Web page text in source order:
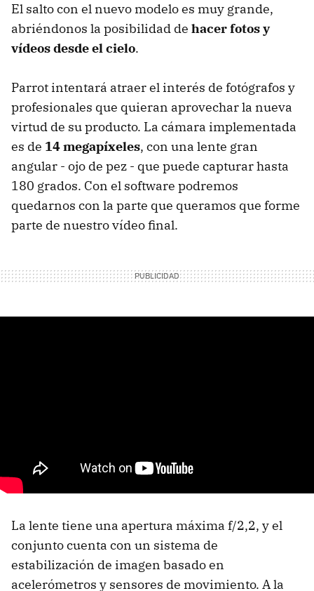
El salto con el nuevo modelo es muy grande,
abriéndonos la posibilidad de hacer fotos y
vídeos desde el cielo.
Parrot intentará atraer el interés de fotógrafos y
profesionales que quieran aprovechar la nueva
virtud de su producto. La cámara implementada
es de 14 megapíxeles, con una lente gran
angular - ojo de pez - que puede capturar hasta
180 grados. Con el software podremos
quedarnos con la parte que queramos que forme
parte de nuestro vídeo final.
La lente tiene una apertura máxima f/2,2, y el
conjunto cuenta con un sistema de
estabilización de imagen basado en
acelerómetros y sensores de movimiento. A la